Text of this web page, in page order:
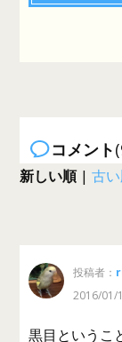
コメント
新しい順|古
投稿者：
2016/01/
黒目というこ